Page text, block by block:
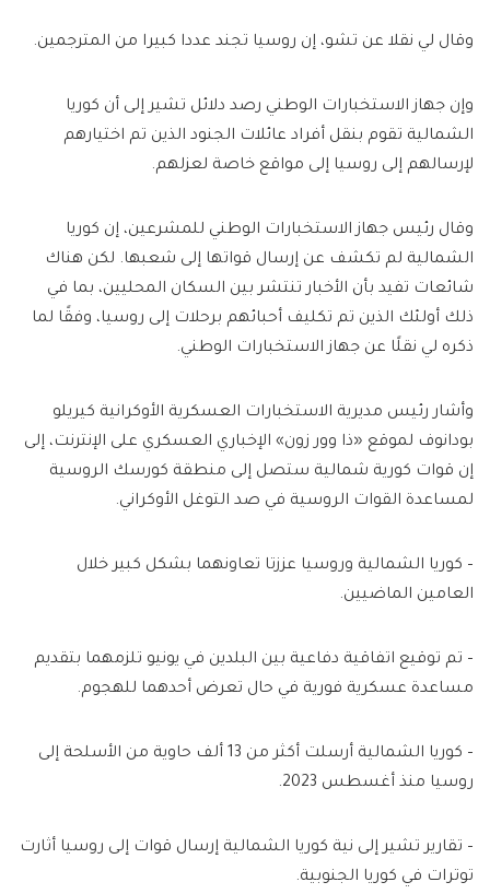
وقال لي نقلا عن تشو، إن روسيا تجند عددا كبيرا من المترجمين.
وإن جهاز الاستخبارات الوطني رصد دلائل تشير إلى أن كوريا
الشمالية تقوم بنقل أفراد عائلات الجنود الذين تم اختيارهم
لإرسالهم إلى روسيا إلى مواقع خاصة لعزلهم.
وقال رئيس جهاز الاستخبارات الوطني للمشرعين، إن كوريا
الشمالية لم تكشف عن إرسال قواتها إلى شعبها. لكن هناك
شائعات تفيد بأن الأخبار تنتشر بين السكان المحليين، بما في
ذلك أولئك الذين تم تكليف أحبائهم برحلات إلى روسيا، وفقًا لما
ذكره لي نقلًا عن جهاز الاستخبارات الوطني.
وأشار رئيس مديرية الاستخبارات العسكرية الأوكرانية كيريلو
بودانوف لموقع «ذا وور زون» الإخباري العسكري على الإنترنت، إلى
إن قوات كورية شمالية ستصل إلى منطقة كورسك الروسية
لمساعدة القوات الروسية في صد التوغل الأوكراني.
– كوريا الشمالية وروسيا عززتا تعاونهما بشكل كبير خلال
العامين الماضيين.
– تم توقيع اتفاقية دفاعية بين البلدين في يونيو تلزمهما بتقديم
مساعدة عسكرية فورية في حال تعرض أحدهما للهجوم.
– كوريا الشمالية أرسلت أكثر من 13 ألف حاوية من الأسلحة إلى
روسيا منذ أغسطس 2023.
– تقارير تشير إلى نية كوريا الشمالية إرسال قوات إلى روسيا أثارت
توترات في كوريا الجنوبية.